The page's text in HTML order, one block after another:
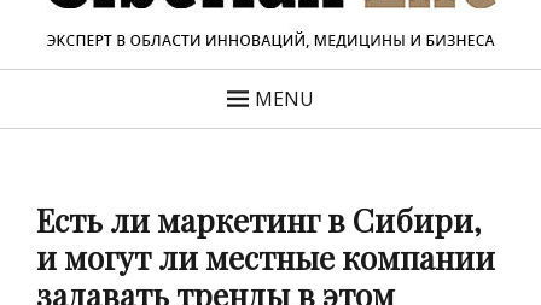
MENU
Есть ли маркетинг в Сибири,
и могут ли местные компании
задавать тренды в этом